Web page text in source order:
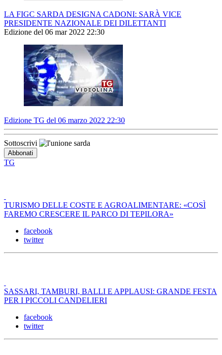
LA FIGC SARDA DESIGNA CADONI: SARÀ VICE
PRESIDENTE NAZIONALE DEI DILETTANTI
Edizione del 06 mar 2022 22:30
Edizione TG del 06 marzo 2022 22:30
Sottoscrivi
TG
TURISMO DELLE COSTE E AGROALIMENTARE: «COSÌ
FAREMO CRESCERE IL PARCO DI TEPILORA»
facebook
twitter
SASSARI, TAMBURI, BALLI E APPLAUSI: GRANDE FESTA
PER I PICCOLI CANDELIERI
facebook
twitter